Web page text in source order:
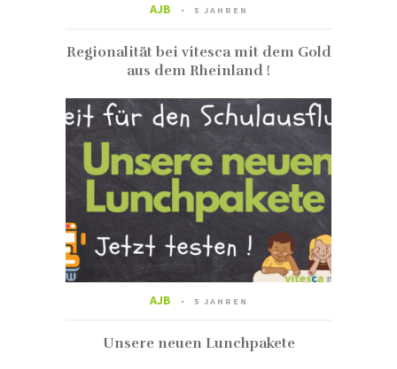
AJB 5 JAHREN
Regionalität bei vitesca mit dem Gold
aus dem Rheinland !
AJB 5 JAHREN
Unsere neuen Lunchpakete